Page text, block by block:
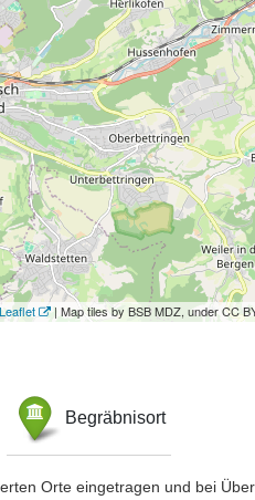
Leaflet | Map tiles by BSB MDZ, under CC
Begräbnisort
Orte eingetragen und bei